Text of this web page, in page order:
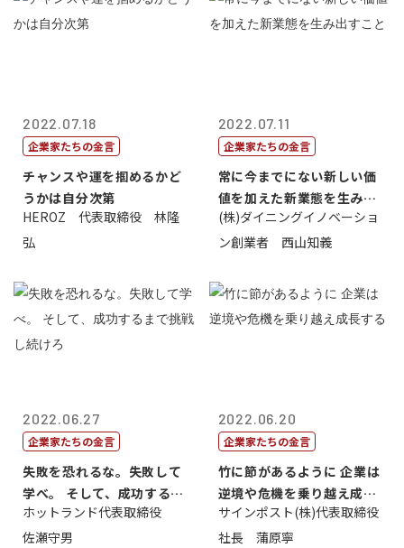
2022.07.18
企業家たちの金言
チャンスや運を掴めるかど
うかは自分次第
HEROZ 代表取締役 林隆
弘
2022.07.11
企業家たちの金言
常に今までにない新しい価
値を加えた新業態を生み出
すこと
(株)ダイニングイノベーショ
ン創業者 西山知義
2022.06.27
企業家たちの金言
失敗を恐れるな。失敗して
学べ。 そして、成功するま
で挑戦し続...
ホットランド代表取締役
佐瀬守男
2022.06.20
企業家たちの金言
竹に節があるように 企業は
逆境や危機を乗り越え成長
する
サインポスト(株)代表取締役
社長 蒲原寧